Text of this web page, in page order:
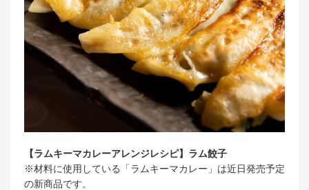
【ラムキーマカレーアレンジレシピ】ラム餃子
※材料に使用している「ラムキーマカレー」は近日発売予定
の新商品です。